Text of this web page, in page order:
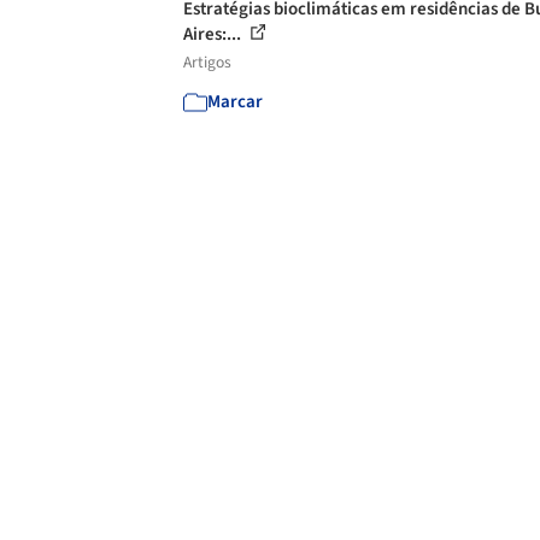
Estratégias bioclimáticas em residências de
Aires:...
Artigos
Marcar